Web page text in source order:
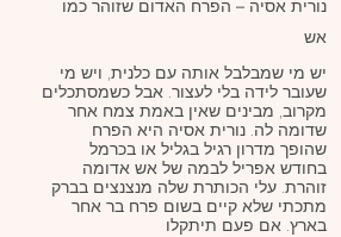
נורית אסיה – הפרח האדום שזוהר כמו
אש
יש מי שמבלבל אותה עם כלנית, ויש מי
שעובר לידה בלי לעצור. אבל כשמסתכלים
מקרוב, מבינים שאין באמת צמח אחר
שדומה לה. נורית אסיה היא הפרח
שהופך מדרון רגיל בגליל או בכרמל
בחודש אפריל לבמה של אש אדומה
זוהרת. עלי הכותרת שלה מנצנצים בברק
מתכתי שלא קיים בשום פרח בר אחר
בארץ. אם פעם תיתקלו